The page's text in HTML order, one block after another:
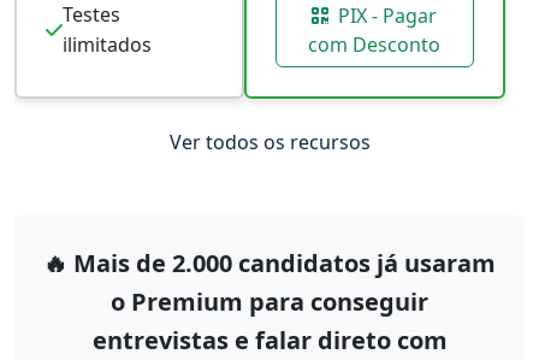
Testes
ilimitados
PIX - Pagar
com Desconto
Ver todos os recursos
🔥 Mais de 2.000 candidatos já usaram
o Premium para conseguir
entrevistas e falar direto com